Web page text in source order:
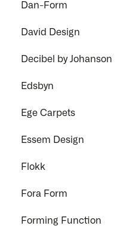
Dan-Form
David Design
Decibel by Johanson
Edsbyn
Ege Carpets
Essem Design
Flokk
Fora Form
Forming Function